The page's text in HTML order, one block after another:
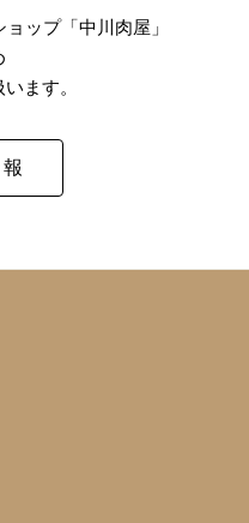
ップ「中川肉屋」
ます。